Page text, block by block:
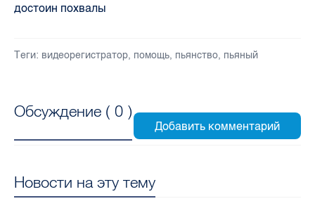
достоин похвалы
Теги: видеорегистратор, помощь, пьянство, пьяный
Обсуждение ( 0 )
Новости на эту тему